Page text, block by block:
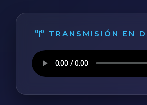
TRANSMISIÓN EN